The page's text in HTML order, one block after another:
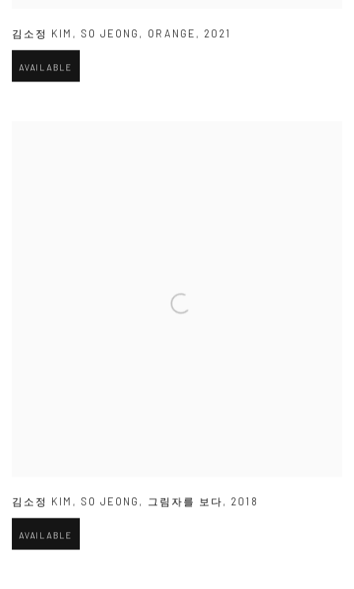
김소정 KIM , SO JEONG , ORANGE , 2021
AVAILABLE
김소정 KIM , SO JEONG , 그림자를 보다, 2018
AVAILABLE